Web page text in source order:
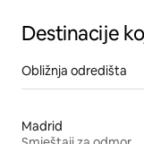
Destinacije
Obližnja odredišta
Madrid